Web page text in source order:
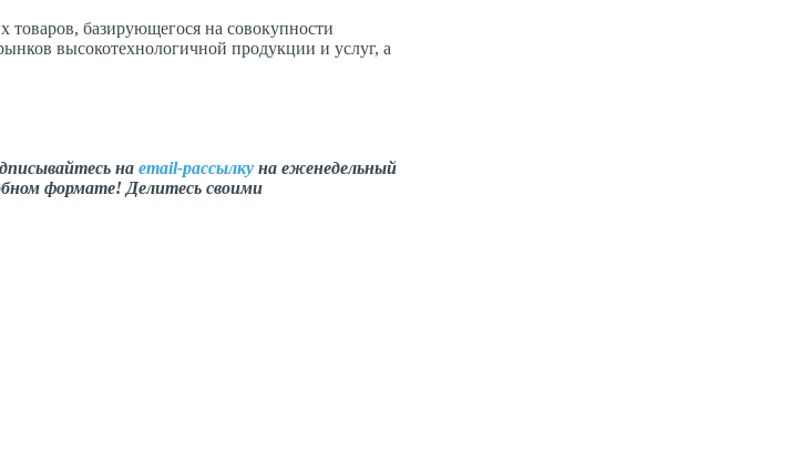
товаров, базирующегося на совокупности
высокотехнологичной продукции и услуг, а
на email-рассылку на еженедельный
формате! Делитесь своими